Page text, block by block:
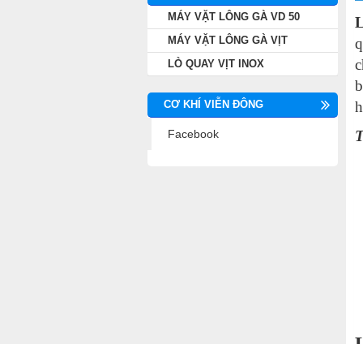
MÁY VẶT LÔNG GÀ VD 50
MÁY VẶT LÔNG GÀ VỊT
LÒ QUAY VỊT INOX
CƠ KHÍ VIỄN ĐÔNG
Facebook